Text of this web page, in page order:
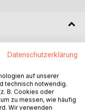
Hintergrund; so
Erkenntnis habe
mein wahres
Meiner besten
großen Bruder Prinz
Datenschutzerklärung
auf unserer
technisch notwendig.
B. Cookies oder
zu messen, wie häufig
Wir verwenden